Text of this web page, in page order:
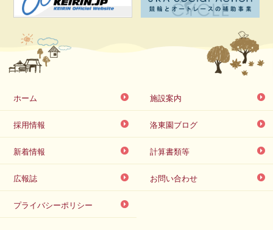
ホーム 施設案内
採用情報 洛東園ブログ
新着情報 計算書類等
広報誌 お問い合わせ
プライバシーポリシー